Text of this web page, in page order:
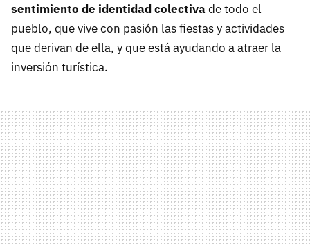
sentimiento de identidad colectivade todo el
pueblo, que vive con pasión las fiestas y actividades
que derivan de ella, y que está ayudando a atraer la
inversión turística.